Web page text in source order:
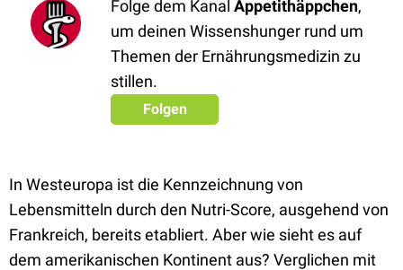
Folge dem Kanal Appetithäppchen,
um deinen Wissenshunger rund um
Themen der Ernährungsmedizin zu
stillen.
Folgen
In Westeuropa ist die Kennzeichnung von
Lebensmitteln durch den Nutri-Score, ausgehend von
Frankreich, bereits etabliert. Aber wie sieht es auf
dem amerikanischen Kontinent aus? Verglichen mit